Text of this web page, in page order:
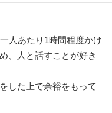
人あたり1時間程度かけ
、人と話すことが好き
した上で余裕をもって